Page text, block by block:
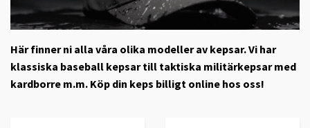
Här finner ni alla våra olika modeller av kepsar. Vi har
klassiska baseball kepsar till taktiska militärkepsar med
kardborre m.m. Köp din keps billigt online hos oss!